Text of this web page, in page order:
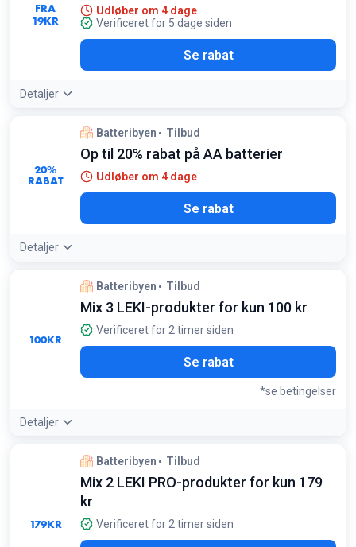
FRA
19KR
Udløber om 4 dage
Verificeret for 5 dage siden
Se rabat
Detaljer
20%
RABAT
Batteribyen Tilbud
Op til 20% rabat på AA batterier
Udløber om 4 dage
Se rabat
Detaljer
100KR
Batteribyen Tilbud
Mix 3 LEKI-produkter for kun 100 kr
Verificeret for 2 timer siden
Se rabat
*se betingelser
Detaljer
Tilbudsdetaljer:
Kombiner frit kabler, ladere og
skærmbeskyttelse for at opnå den lave stykpris
Betingelser:
Gælder kun for udvalgte LEKI-produkter på kampagnesiden
179KR
Batteribyen Tilbud
Mix 2 LEKI PRO-produkter for kun 179
kr
Verificeret for 2 timer siden